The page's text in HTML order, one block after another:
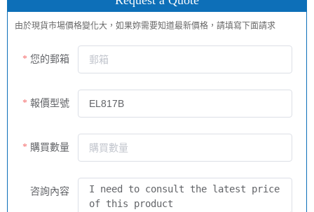
由於現貨市場價格變化大，如果妳需要知道最新價格，請填寫下面請求
您的郵箱
報價型號
購買數量
咨詢內容